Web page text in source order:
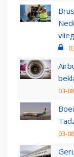
03-
03-